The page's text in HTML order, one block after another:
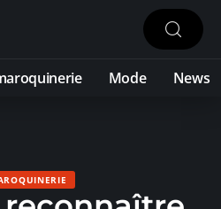
Mode News